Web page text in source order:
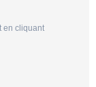
en cliquant